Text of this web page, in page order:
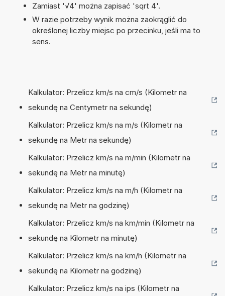
Zamiast '√4' można zapisać 'sqrt 4'.
W razie potrzeby wynik można zaokrąglić do
określonej liczby miejsc po przecinku, jeśli ma to
sens.
Kalkulator: Przelicz km/s na cm/s (Kilometr na
sekundę na Centymetr na sekundę)
Kalkulator: Przelicz km/s na m/s (Kilometr na
sekundę na Metr na sekundę)
Kalkulator: Przelicz km/s na m/min (Kilometr na
sekundę na Metr na minutę)
Kalkulator: Przelicz km/s na m/h (Kilometr na
sekundę na Metr na godzinę)
Kalkulator: Przelicz km/s na km/min (Kilometr na
sekundę na Kilometr na minutę)
Kalkulator: Przelicz km/s na km/h (Kilometr na
sekundę na Kilometr na godzinę)
Kalkulator: Przelicz km/s na ips (Kilometr na